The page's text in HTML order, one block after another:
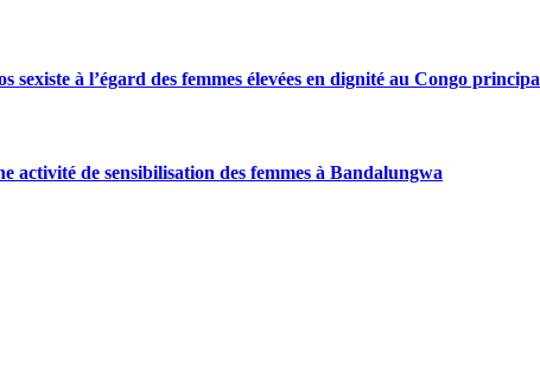
à l’égard des femmes élevées en dignité au Congo
activité de sensibilisation des femmes à Bandalungwa